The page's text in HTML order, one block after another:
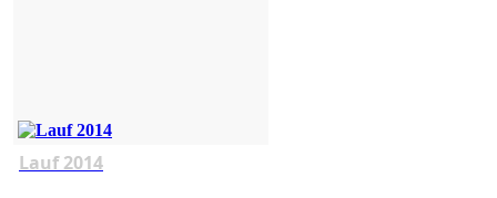
Lauf 2014